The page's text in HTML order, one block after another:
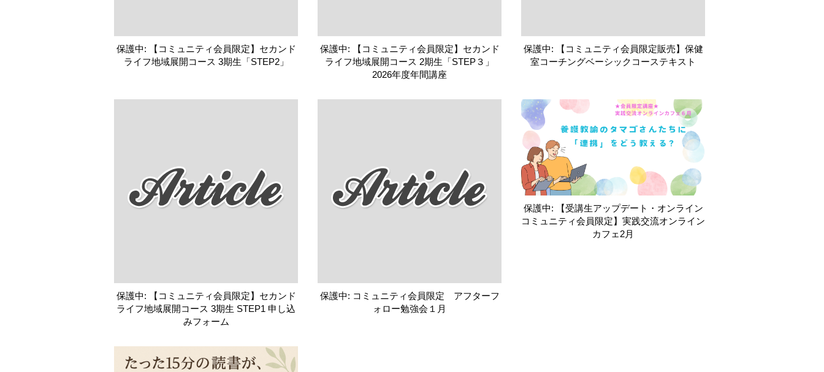
保護中: 【コミュニティ会員限定】セカンド
ライフ地域展開コース 3期生「STEP2」
保護中: 【コミュニティ会員限定】セカンド
ライフ地域展開コース 2期生「STEP３」
2026年度年間講座
保護中: 【コミュニティ会員限定販売】保健
室コーチングベーシックコーステキスト
保護中: 【コミュニティ会員限定】セカンド
ライフ地域展開コース 3期生 STEP1 申し込
みフォーム
保護中: コミュニティ会員限定 アフターフ
ォロー勉強会１月
保護中: 【受講生アップデート・オンライン
コミュニティ会員限定】実践交流オンライン
カフェ2月